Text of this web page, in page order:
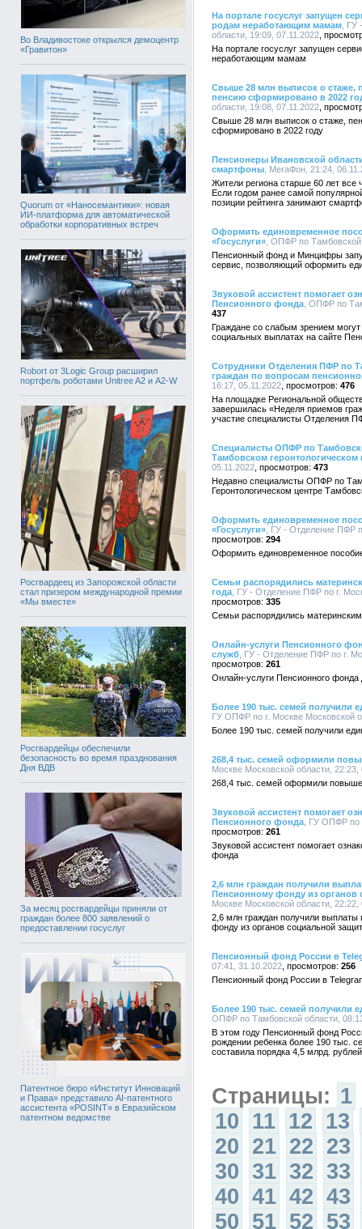
Во Владивостоке открылся демоцентр
«Гравитон»
Quorum от «Наносемантики»: новая
ИИ-платформа для автоматической
обработки корпоративных встреч
Robort от 3Logic Group расширил
портфель роботами Unitree A2 и A2-W
Росгвардеец из Запорожской области
стал призером международной премии
«Мы вместе»
Росгвардейцы обеспечили
безопасность во время празднования
Дня ВДВ
За месяц росгвардейцы приняли от
граждан более 800 заявлений о
предоставлении госуслуг
Патентное бюро «Институт Инноваций
и Права» представило AI-патентного
ассистента «POSINT» в Евразийском
патентном ведомстве
На портале госуслуг запущен
родам неработающим мамам ,
области, 19:09, 07.11.2022
На портале госуслуг запущен
неработающим мамам
Свыше 28 млн выписок о стаже,
пенсию сформировано в 2022
области, 19:08, 07.11.2022
Свыше 28 млн выписок о стаже,
сформировано в 2022 году
Пенсионеры Ивановской
смартфоны , МегаФон, 21:24,
Жители региона старше 60 лет
Если годом ранее самой
позиции рейтинга занимают
Оформить единовременное
«Госуслуги» , ОПФР по Тамбовской
Пенсионный фонд и Минцифры
сервис, позволяющий оформить
Звуковой ассистент помогает
Пенсионного фонда , ОПФР по
437
Граждане со слабым зрением
социальных выплатах на сайте
Сотрудники Отделения ПФР по
граждан по вопросам
16:17, 05.11.2022
476
На площадке Региональной
завершилась «Неделя приемов
участие специалисты Отделения
Специалисты ОПФР по
Тамбовском геронтологическом
05.11.2022
473
Недавно специалисты ОПФР по
Геронтологическом центре
Оформить единовременное
«Госуслуги» , ГУ - Отделение ПФР
294
Оформить единовременное
Семьи распорядились
года , ГУ - Отделение ПФР по г.
335
Семьи распорядились
Онлайн-услуги Пенсионного
служб , ГУ - Отделение ПФР по г.
261
Онлайн-услуги Пенсионного
Более 190 тыс. семей получили
ГУ ОПФР по г. Москве Московской
Более 190 тыс. семей получили
268,4 тыс. семей оформили
Москве Московской области, 22:23,
268,4 тыс. семей оформили
Звуковой ассистент помогает
Пенсионного фонда , ГУ ОПФР по
261
Звуковой ассистент помогает
фонда
2,6 млн граждан получили
Пенсионному фонду из органов
Москве Московской области, 22:22,
2,6 млн граждан получили
фонду из органов социальной
Пенсионный фонд России в
07:41, 31.10.2022
256
Пенсионный фонд России в
Более 190 тыс. семей получили
ОПФР по Тамбовской области,
В этом году Пенсионный фонд
рождении ребенка более 190 тыс.
составила порядка 4,5 млрд.
Страницы: 1
10 11 12 13
20 21 22 23
30 31 32 33
40 41 42 43
50 51 52 53